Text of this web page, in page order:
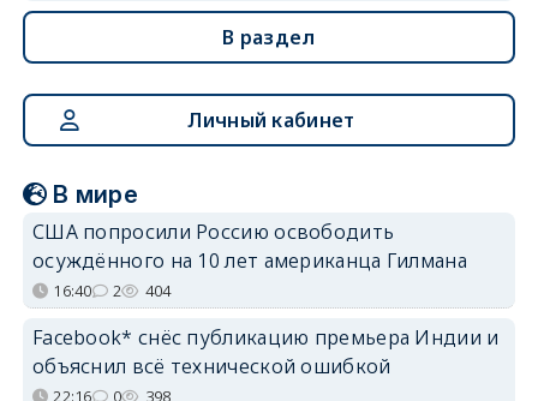
В раздел
Личный кабинет
В мире
США попросили Россию освободить
осуждённого на 10 лет американца Гилмана
16:40 2 404
Facebook* снёс публикацию премьера Индии и
объяснил всё технической ошибкой